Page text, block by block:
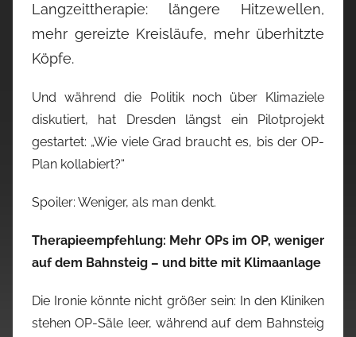
Langzeittherapie: längere Hitzewellen,
mehr gereizte Kreisläufe, mehr überhitzte
Köpfe.
Und während die Politik noch über Klimaziele
diskutiert, hat Dresden längst ein Pilotprojekt
gestartet: „Wie viele Grad braucht es, bis der OP-
Plan kollabiert?“
Spoiler: Weniger, als man denkt.
Therapieempfehlung: Mehr OPs im OP, weniger
auf dem Bahnsteig – und bitte mit Klimaanlage
Die Ironie könnte nicht größer sein: In den Kliniken
stehen OP-Säle leer, während auf dem Bahnsteig